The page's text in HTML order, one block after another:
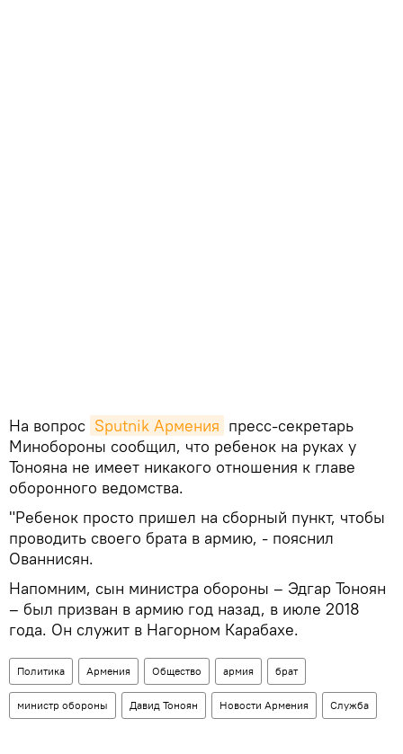
На вопрос Sputnik Армения пресс-секретарь
Минобороны сообщил, что ребенок на руках у
Тонояна не имеет никакого отношения к главе
оборонного ведомства.
"Ребенок просто пришел на сборный пункт, чтобы
проводить своего брата в армию, - пояснил
Ованнисян.
Напомним, сын министра обороны – Эдгар Тоноян
– был призван в армию год назад, в июле 2018
года. Он служит в Нагорном Карабахе.
Политика Армения Общество армия брат
министр обороны Давид Тоноян Новости Армения Служба